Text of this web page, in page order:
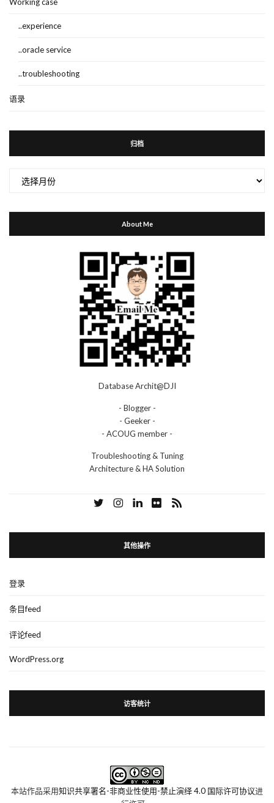
..experience
..oracle service
..troubleshooting
语录
归档
About Me
Database Archit@DJI
- Blogger -
- Geeker -
- ACOUG member -
Troubleshooting & Tuning
Architecture & HA Solution
其他操作
登录
条目feed
评论feed
WordPress.org
访客统计
本站作品采用知识共享署名-非商业性使用-禁止演绎 4.0 国际许可协议进